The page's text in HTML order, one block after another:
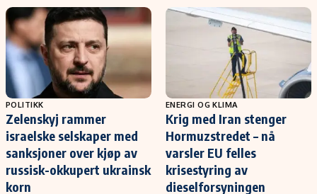
POLITIKK
Zelenskyj rammer
israelske selskaper med
sanksjoner over kjøp av
russisk-okkupert ukrainsk
korn
ENERGI OG KLIMA
Krig med Iran stenger
Hormuzstredet – nå
varsler EU felles
krisestyring av
dieselforsyningen